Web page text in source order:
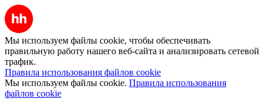
Мы используем файлы cookie, чтобы обеспечивать
правильную работу нашего веб-сайта и анализировать сетевой
трафик.
Правила использования файлов cookie
Мы используем файлы cookie. Правила использования
файлов cookie